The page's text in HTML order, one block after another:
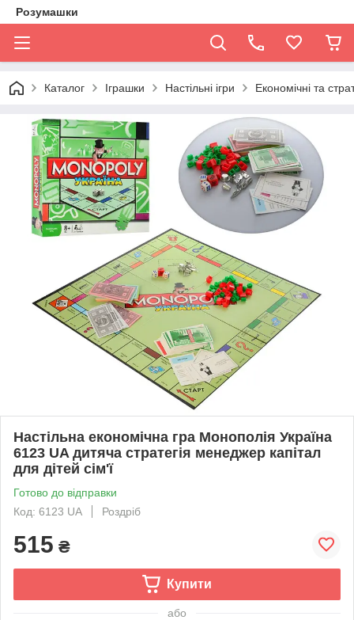
Розумашки
Каталог Іграшки Настільні ігри Економічні та
Настільна економічна гра Монополія Україна
6123 UA дитяча стратегія менеджер капітал
для дітей сім'ї
Готово до відправки
Код: 6123 UA
Роздріб
515 ₴
Купити
або